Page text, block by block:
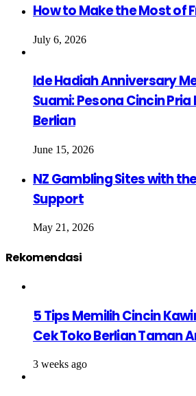
How to Make the Most of
July 6, 2026
Ide Hadiah Anniversary
Suami: Pesona Cincin
Berlian
June 15, 2026
NZ Gambling Sites with
Support
May 21, 2026
Rekomendasi
5 Tips Memilih Cincin
Cek Toko Berlian Taman
3 weeks ago